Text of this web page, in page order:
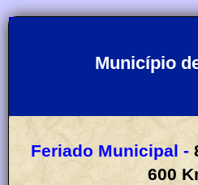
Município
Feriado Municipal -
600